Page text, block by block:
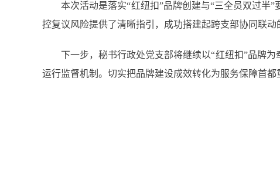
本次活动是落实“红纽扣”品牌创建与“三全员双过半”
控复议风险提供了清晰指引，成功搭建起跨支部协同联动
下一步，秘书行政处党支部将继续以“红纽扣”品牌为
运行监督机制。切实把品牌建设成效转化为服务保障首